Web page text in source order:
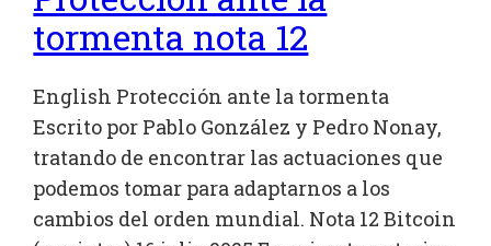
tormenta nota 12
English Protección ante la tormenta
Escrito por Pablo González y Pedro Nonay,
tratando de encontrar las actuaciones que
podemos tomar para adaptarnos a los
cambios del orden mundial. Nota 12 Bitcoin